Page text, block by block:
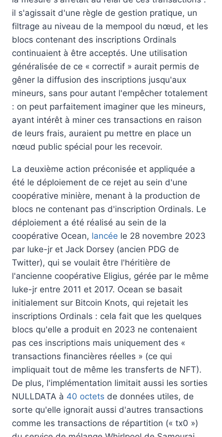
il s'agissait d'une règle de gestion pratique, un
filtrage au niveau de la mempool du nœud, et les
blocs contenant des inscriptions Ordinals
continuaient à être acceptés. Une utilisation
généralisée de ce « correctif » aurait permis de
gêner la diffusion des inscriptions jusqu'aux
mineurs, sans pour autant l'empêcher totalement
: on peut parfaitement imaginer que les mineurs,
ayant intérêt à miner ces transactions en raison
de leurs frais, auraient pu mettre en place un
nœud public spécial pour les recevoir.
La deuxième action préconisée et appliquée a
été le déploiement de ce rejet au sein d'une
coopérative minière, menant à la production de
blocs ne contenant pas d'inscription Ordinals. Le
déploiement a été réalisé au sein de la
coopérative Ocean, lancée le 28 novembre 2023
par luke-jr et Jack Dorsey (ancien PDG de
Twitter), qui se voulait être l'héritière de
l'ancienne coopérative Eligius, gérée par le même
luke-jr entre 2011 et 2017. Ocean se basait
initialement sur Bitcoin Knots, qui rejetait les
inscriptions Ordinals : cela fait que les quelques
blocs qu'elle a produit en 2023 ne contenaient
pas ces inscriptions mais uniquement des «
transactions financières réelles » (ce qui
impliquait tout de même les transferts de NFT).
De plus, l'implémentation limitait aussi les sorties
NULLDATA à 40 octets de données utiles, de
sorte qu'elle ignorait aussi d'autres transactions
comme les transactions de répartition (« tx0 »)